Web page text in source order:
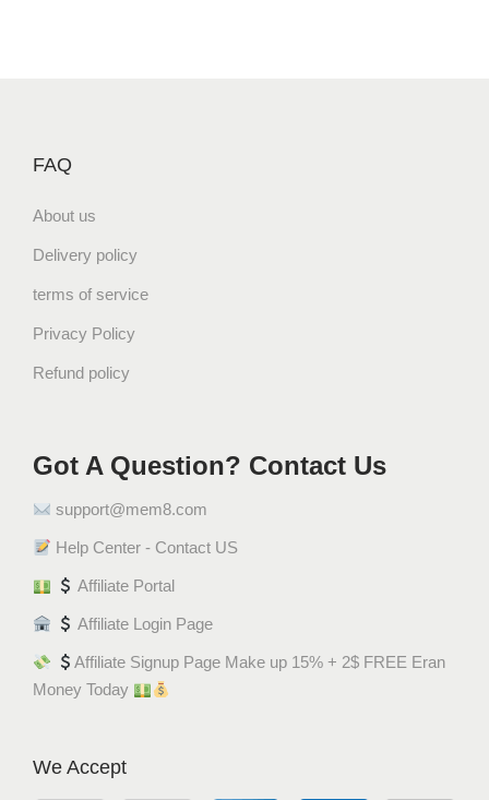
FAQ
About us
Delivery policy
terms of service
Privacy Policy
Refund policy
Got A Question? Contact Us
support@mem8.com
Help Center - Contact US
Affiliate Portal
Affiliate Login Page
Affiliate Signup Page Make up 15% + 2$ FREE Eran
Money Today
We Accept